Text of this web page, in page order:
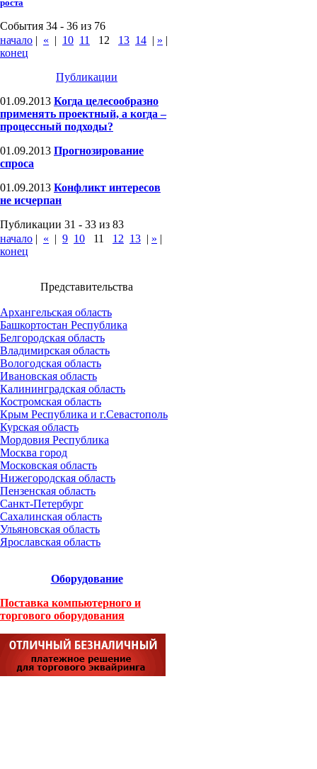
роста
События 34 - 36 из 76
начало | « | 10 11 12 13 14 | » |
конец
Публикации
01.09.2013 Когда целесообразно
применять проектный, а когда –
процессный подходы?
01.09.2013 Прогнозирование
спроса
01.09.2013 Конфликт интересов
не исчерпан
Публикации 31 - 33 из 83
начало | « | 9 10 11 12 13 | » |
конец
Представительства
Архангельская область
Башкортостан Республика
Белгородская область
Владимирская область
Вологодская область
Ивановская область
Калининградская область
Костромская область
Крым Республика и г.Севастополь
Курская область
Мордовия Республика
Москва город
Московская область
Нижегородская область
Пензенская область
Санкт-Петербург
Сахалинская область
Ульяновская область
Ярославская область
Оборудование
Поставка компьютерного и
торгового оборудования